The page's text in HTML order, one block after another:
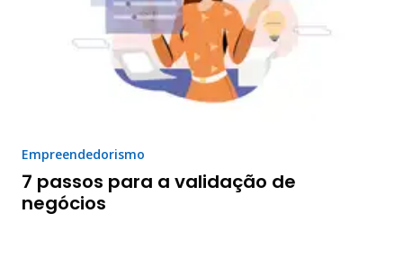
Empreendedorismo
7 passos para a validação de
negócios